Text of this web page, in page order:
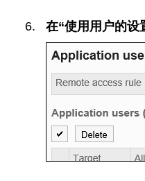
在“使用用户的设